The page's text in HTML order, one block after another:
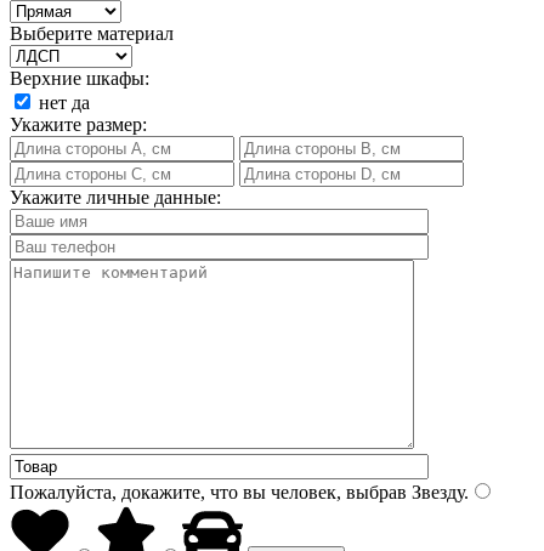
Выберите материал
Верхние шкафы:
нет да
Укажите размер:
Укажите личные данные:
Пожалуйста, докажите, что вы человек, выбрав Звезду.